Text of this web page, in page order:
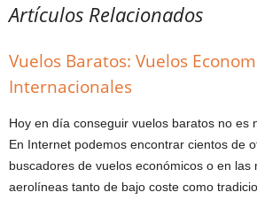
Artículos Relacionados
Vuelos Baratos: Vuelos
Internacionales
Hoy en día conseguir vuelos baratos no es
En Internet podemos encontrar cientos de
buscadores de vuelos económicos o en las
aerolíneas tanto de bajo coste como